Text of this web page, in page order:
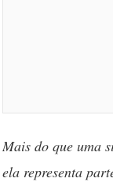
Mais do que uma
ela representa